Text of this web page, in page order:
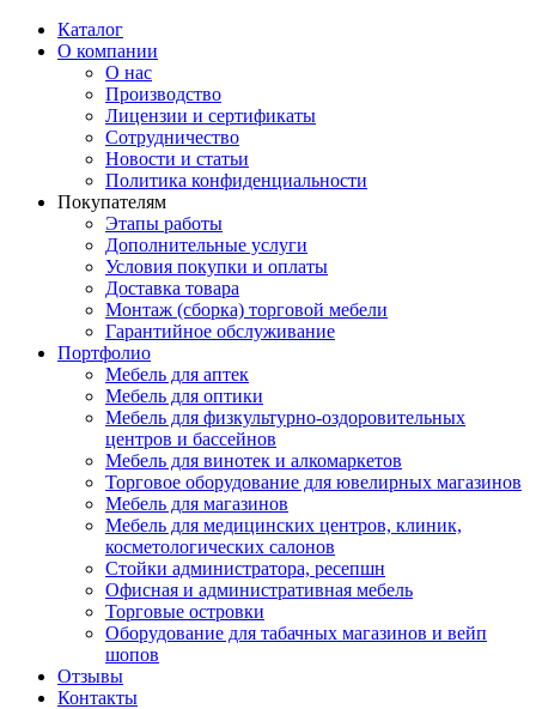
Каталог
О компании
О нас
Производство
Лицензии и сертификаты
Сотрудничество
Новости и статьи
Политика конфиденциальности
Покупателям
Этапы работы
Дополнительные услуги
Условия покупки и оплаты
Доставка товара
Монтаж (сборка) торговой мебели
Гарантийное обслуживание
Портфолио
Мебель для аптек
Мебель для оптики
Мебель для физкультурно-оздоровительных
центров и бассейнов
Мебель для винотек и алкомаркетов
Торговое оборудование для ювелирных магазинов
Мебель для магазинов
Мебель для медицинских центров, клиник,
косметологических салонов
Стойки администратора, ресепшн
Офисная и административная мебель
Торговые островки
Оборудование для табачных магазинов и вейп
шопов
Отзывы
Контакты